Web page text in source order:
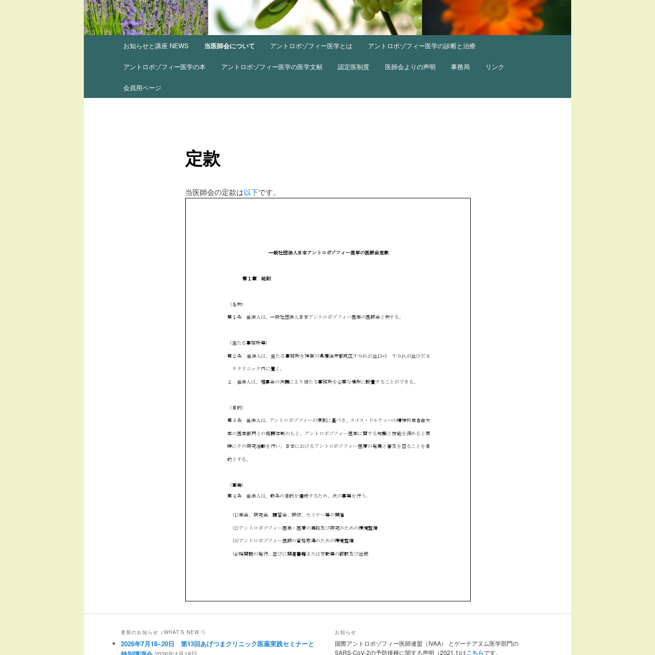
ュ
お知らせと講座 NEWS 当医師会について アントロポゾフィー医学とは アントロポゾフィー医学の診断と治療
アントロポゾフィー医学の本 アントロポゾフィー医学の医学文献 認定医制度 医師会よりの声明 事務局 リンク
会員用ページ
定款
当医師会の定款は以下です。
更新のお知らせ（WHAT’S NEW !)
2026年7月18−20日 第13回あげつまクリニック医薬実践セミナーと
お知らせ
国際アントロポゾフィー医師連盟（IVAA） とゲーテアヌム医学部門の
SARS-CoV-2の予防接種に関する声明（2021.1)はこちらです。